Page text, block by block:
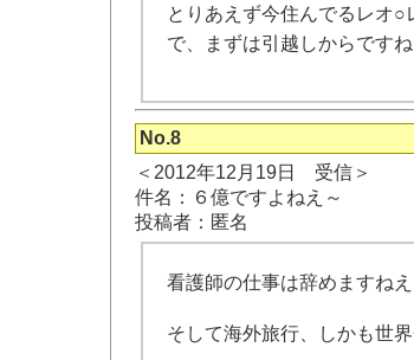
とりあえず今住んでるレオ
で、まずは引越しからですね
No.8
＜2012年12月19日 受信＞
件名：６億ですよねえ～
投稿者：匿名
看護師の仕事は辞めますねえ
そして海外旅行、しかも世